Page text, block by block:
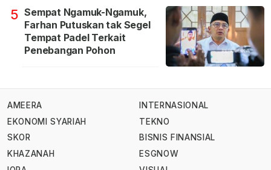
5 Sempat Ngamuk-Ngamuk,
Farhan Putuskan tak Segel
Tempat Padel Terkait
Penebangan Pohon
AMEERA
EKONOMI SYARIAH
SKOR
KHAZANAH
INTERNASIONAL
TEKNO
BISNIS FINANSIAL
ESGNOW